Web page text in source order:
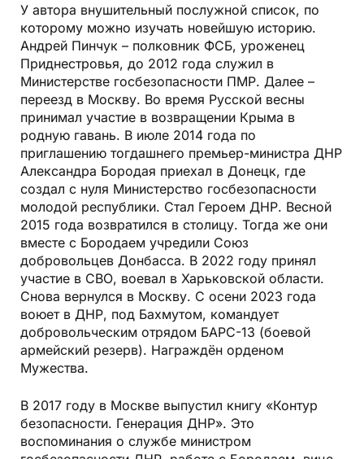
У автора внушительный послужной список, по
которому можно изучать новейшую историю.
Андрей Пинчук – полковник ФСБ, уроженец
Приднестровья, до 2012 года служил в
Министерстве госбезопасности ПМР. Далее –
переезд в Москву. Во время Русской весны
принимал участие в возвращении Крыма в
родную гавань. В июле 2014 года по
приглашению тогдашнего премьер-министра ДНР
Александра Бородая приехал в Донецк, где
создал с нуля Министерство госбезопасности
молодой республики. Стал Героем ДНР. Весной
2015 года возвратился в столицу. Тогда же они
вместе с Бородаем учредили Союз
добровольцев Донбасса. В 2022 году принял
участие в СВО, воевал в Харьковской области.
Снова вернулся в Москву. С осени 2023 года
воюет в ДНР, под Бахмутом, командует
добровольческим отрядом БАРС-13 (боевой
армейский резерв). Награждён орденом
Мужества.
В 2017 году в Москве выпустил книгу «Контур
безопасности. Генерация ДНР». Это
воспоминания о службе министром